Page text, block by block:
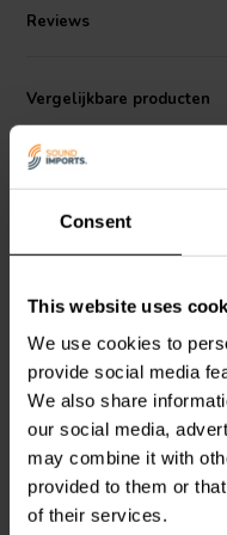
Consent
This website uses
We use cookies to
provide social media
We also share
our social media,
may combine it with
provided to them or
of their services.
maakt een extern
een 2,1 x 5,5 mm positieve
schakelaar kan de
dB of 36 dB. Deze kit bevat
B × 1,60 H (±0,20) mm.
Reviews
Vergelijkbare producten
2 x 1 W | NEW
Sure ElectronicsAA-
AK32111 stereo
eindversterker kit
klantbeoordelingen
Vergelijk
5 Op voorraad